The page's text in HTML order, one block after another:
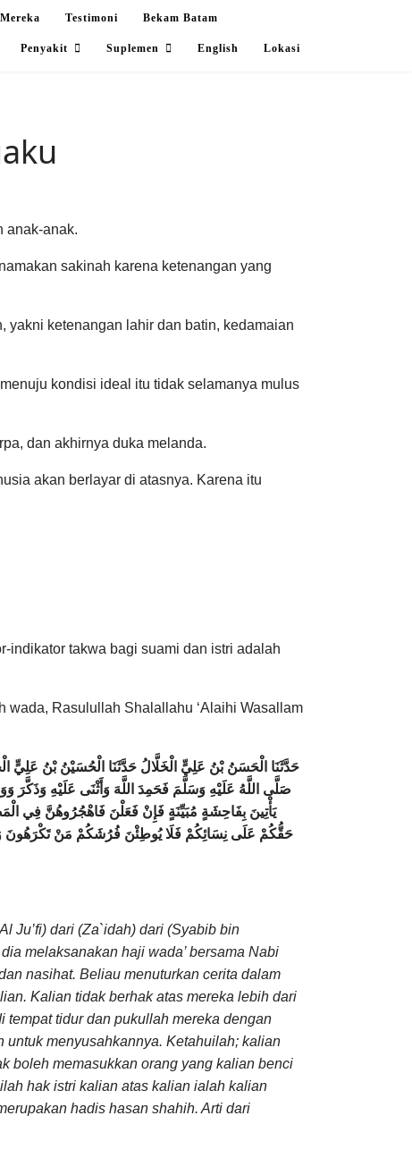
Testimoni Bekam Batam
Penyakit Suplemen English Lokasi
anak-anak.
sakinah karena ketenangan yang
yakni ketenangan lahir dan batin, kedamaian
kondisi ideal itu tidak selamanya mulus
dan akhirnya duka melanda.
akan berlayar di atasnya. Karena itu
indikator takwa bagi suami dan istri adalah
wada, Rasulullah Shalallahu ‘Alaihi Wasallam
حَدَّثَنَا الْحَسَنُ بْنُ عَلِيٍّ الْخَلَّالُ حَدَّثَنَا الْحُسَيْنُ بْنُ
صَلَّى اللَّهُ عَلَيْهِ وَسَلَّمَ فَحَمِدَ اللَّهَ وَأَثْنَى عَلَيْهِ وَذَكَّرَ
يَأْتِينَ بِفَاحِشَةٍ مُبَيِّنَةٍ فَإِنْ فَعَلْنَ فَاهْجُرُوهُنَّ فِي
حَقُّكُمْ عَلَى نِسَائِكُمْ فَلَا يُوطِئْنَ فُرُشَكُمْ مَنْ تَكْرَهُونَ
Ju’fi) dari (Za`idah) dari (Syabib bin
melaksanakan haji wada’ bersama Nabi
nasihat. Beliau menuturkan cerita dalam
Kalian tidak berhak atas mereka lebih dari
tidur dan pukullah mereka dengan
menyusahkannya. Ketahuilah; kalian
boleh memasukkan orang yang kalian benci
hak istri kalian atas kalian ialah kalian
hadis hasan shahih. Arti dari